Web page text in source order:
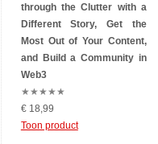
through the Clutter with a
Different Story, Get the
Most Out of Your Content,
and Build a Community in
Web3
★★★★★
€ 18,99
Toon product